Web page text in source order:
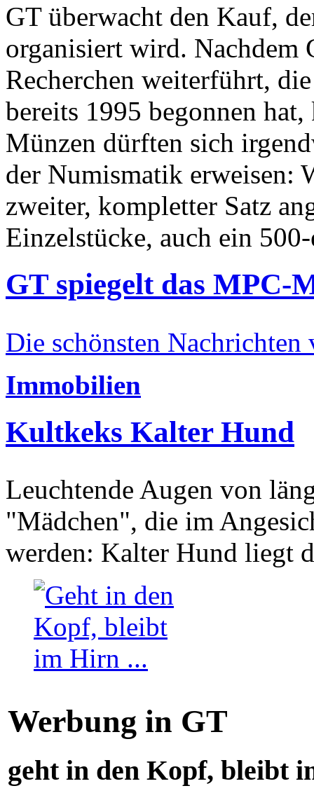
GT überwacht den Kauf,
organisiert wird. Nachdem
Recherchen weiterführt,
bereits 1995 begonnen
Münzen dürften sich
der Numismatik erweisen:
zweiter, kompletter Satz
Einzelstücke, auch ein
GT spiegelt das MPC-
Die schönsten Nachrichten
Immobilien
Kultkeks Kalter Hund
Leuchtende Augen von
"Mädchen", die im
werden: Kalter Hund liegt
Werbung in GT
geht in den Kopf, bleibt